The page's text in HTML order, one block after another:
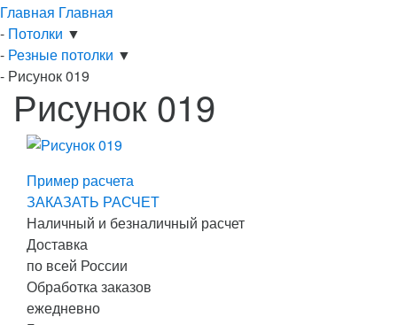
Главная Главная
- Потолки ▼
- Резные потолки ▼
- Рисунок 019
Рисунок 019
Пример расчета
ЗАКАЗАТЬ РАСЧЕТ
Наличный и безналичный расчет
Доставка
по всей России
Обработка заказов
ежедневно